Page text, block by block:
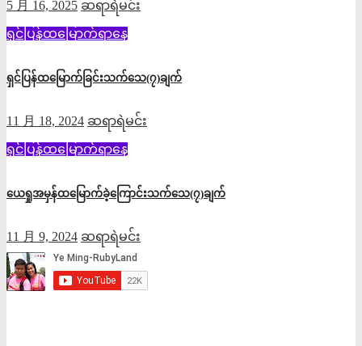
5 月 16, 2025 ဆရာရဲမင်း
ရှင်ပြန်ထမြောက်ရာနေ့
ရှင်ပြန်ထမြောက်ခြင်းသက်သေ(၇)ချက်
11 月 18, 2024 ဆရာရဲမင်း
ရှင်ပြန်ထမြောက်ရာနေ့
ယေရှုအမှန်ထမြောက်ခဲ့ကြောင်းသက်သေ(၇)ချက်
11 月 9, 2024 ဆရာရဲမင်း